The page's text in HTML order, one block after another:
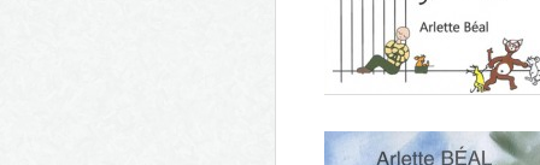
Hyères en plein coeur